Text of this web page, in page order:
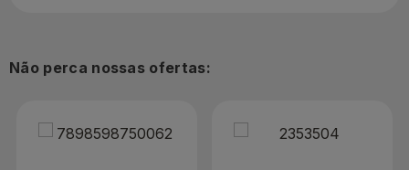
Não perca nossas ofertas: